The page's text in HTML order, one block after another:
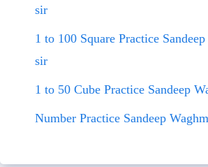
sir
1 to 100 Square Practice
sir
1 to 50 Cube Practice Sandeep
Number Practice Sandeep